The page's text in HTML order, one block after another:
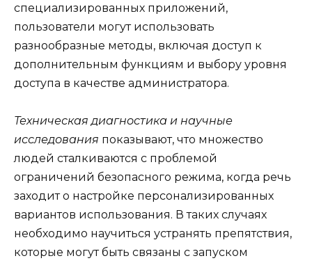
специализированных приложений,
пользователи могут использовать
разнообразные методы, включая доступ к
дополнительным функциям и выбору уровня
доступа в качестве администратора.
Техническая диагностика и научные
исследования показывают, что множество
людей сталкиваются с проблемой
ограничений безопасного режима, когда речь
заходит о настройке персонализированных
вариантов использования. В таких случаях
необходимо научиться устранять препятствия,
которые могут быть связаны с запуском